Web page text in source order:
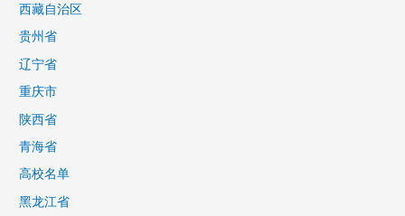
西藏自治区
贵州省
辽宁省
重庆市
陕西省
青海省
高校名单
黑龙江省